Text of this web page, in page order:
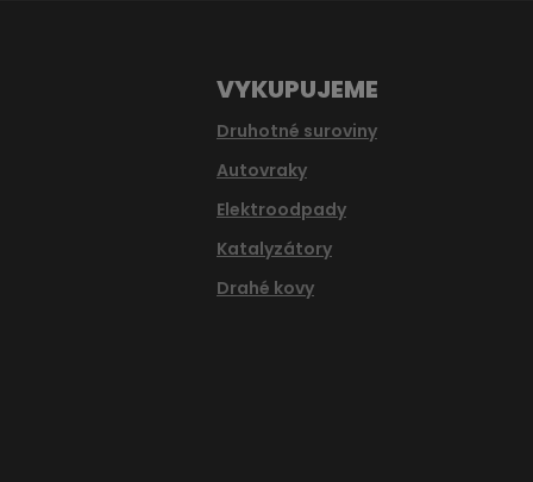
VYKUPUJEME
Druhotné suroviny
Autovraky
Elektroodpady
Katalyzátory
Drahé kovy